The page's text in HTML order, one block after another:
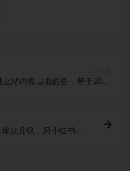
站询盘自由必备，基于2023
款升级，用小红书引